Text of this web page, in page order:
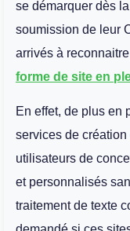
se démarquer dès
soumission de leur
arrivés à
forme de site en
En effet, de plus en
services de
utilisateurs de
et personnalisés
traitement de texte